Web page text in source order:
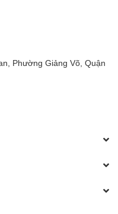
Phường Giảng Võ, Quận